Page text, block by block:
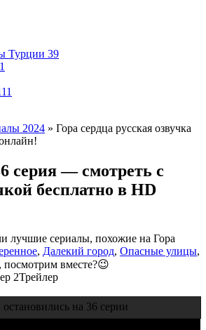
Турции 39
1
2024 » Гора сердца русская озвучка
серия — смотреть с
бесплатно в HD
лучшие сериалы, похожие на Гора
, Далекий город, Опасные улицы,
посмотрим вместе?😉
2Трейлер
на 36 серии